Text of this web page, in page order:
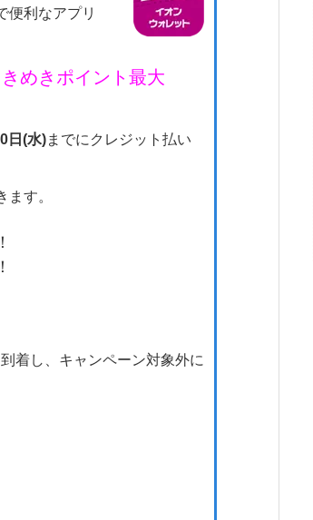
便利なアプリ
きめきポイント最大
日(水)までにクレジット払い
す。
着し、キャンペーン対象外に